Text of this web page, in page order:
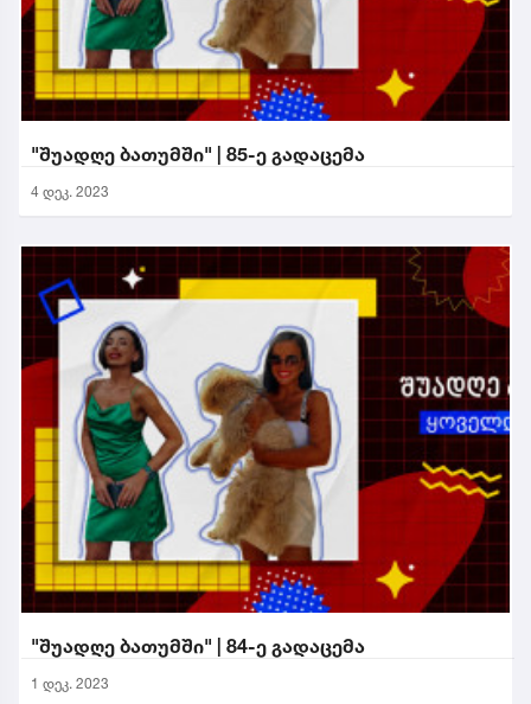
"შუადღე ბათუმში" | 85-ე გადაცემა
4 დეკ. 2023
"შუადღე ბათუმში" | 84-ე გადაცემა
1 დეკ. 2023